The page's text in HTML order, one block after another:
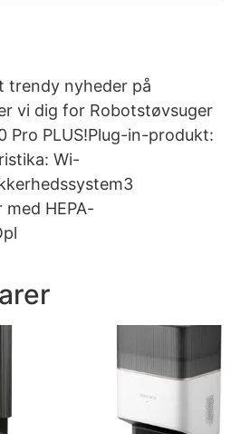
trendy nyheder på
vi dig for Robotstøvsuger
Pro PLUS!Plug-in-produkt:
Wi-
HEPA-